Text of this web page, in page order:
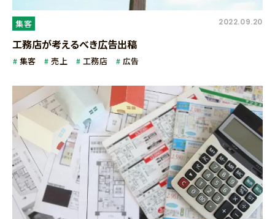
集客 2022.09.20
工務店が考えるべき広告出稿
集客 売上 工務店 広告